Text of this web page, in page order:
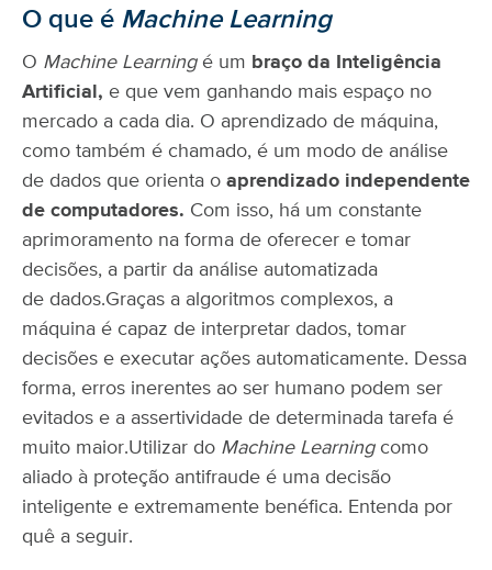
O que é Machine Learning
O Machine Learningé um braço da Inteligência
Artificial, e que vem ganhando mais espaço no
mercado a cada dia. O aprendizado de máquina,
como também é chamado, é um modo de análise
de dados que orienta o aprendizado independente
de computadores. Com isso, há um constante
aprimoramento na forma de oferecer e tomar
decisões, a partir da análise automatizada
de dados.Graças a algoritmos complexos, a
máquina é capaz de interpretar dados, tomar
decisões e executar ações automaticamente. Dessa
forma, erros inerentes ao ser humano podem ser
evitados e a assertividade de determinada tarefa é
muito maior.Utilizar do Machine Learningcomo
aliado à proteção antifraude é uma decisão
inteligente e extremamente benéfica. Entenda por
quê a seguir.